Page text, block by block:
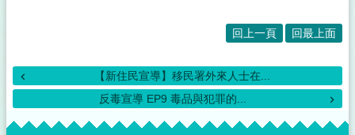
回上一頁 回最上面
【新住民宣導】移民署外來人士在...
反毒宣導 EP9 毒品與犯罪的...
:::